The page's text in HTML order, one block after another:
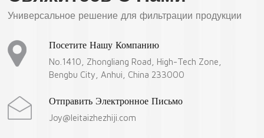
БОЛЬШЕ БОЛЬШЕ
Универсальное решение для фильтрации продукции
Посетите Нашу Компанию
No.1410, Zhongliang Road, High-Tech Zone,
Bengbu City, Anhui, China 233000
Отправить Электронное Письмо
Joy@leitaizhezhiji.com